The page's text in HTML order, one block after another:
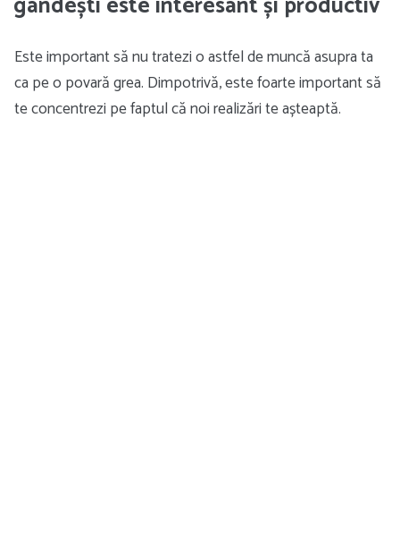
Este important să nu tratezi o astfel de muncă asupra ta
ca pe o povară grea. Dimpotrivă, este foarte important să
te concentrezi pe faptul că noi realizări te așteaptă.